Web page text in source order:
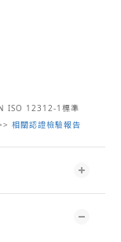
ISO 12312-1標準
相關認證檢驗報告